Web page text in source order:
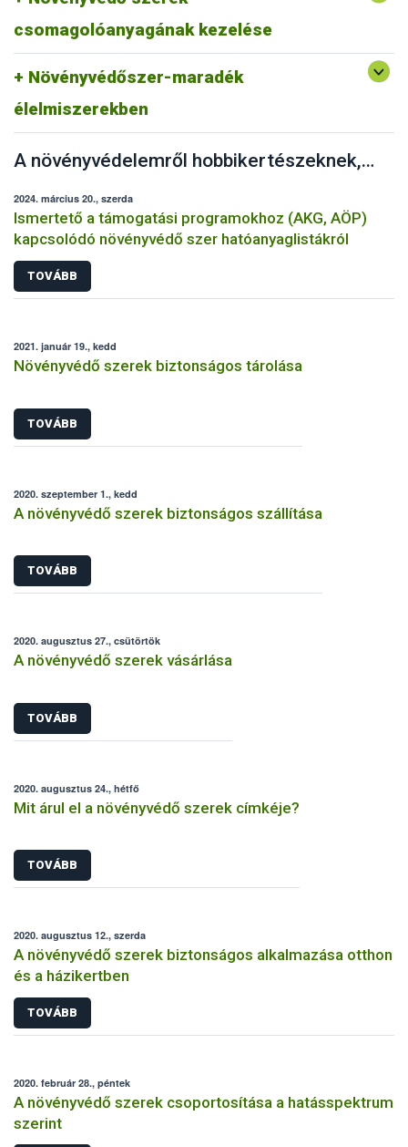
csomagolóanyagának kezelése
hulladékok jogszerű kezeléséről
Növényvédőszer-maradék
élelmiszerekben
Kérdezz-felelek a növényvédőszermaradékok
egészségügyi kockázatáról
A növényvédelemről hobbikertészeknek, kiskert tulajdonosoknak, háztáji növénytermesztőknek
2024. március 20., szerda
Ismertető a támogatási programokhoz (AKG, AÖP)
kapcsolódó növényvédő szer hatóanyaglistákról
TOVÁBB
2021. január 19., kedd
Növényvédő szerek biztonságos tárolása
TOVÁBB
2020. szeptember 1., kedd
A növényvédő szerek biztonságos szállítása
TOVÁBB
2020. augusztus 27., csütörtök
A növényvédő szerek vásárlása
TOVÁBB
2020. augusztus 24., hétfő
Mit árul el a növényvédő szerek címkéje?
TOVÁBB
2020. augusztus 12., szerda
A növényvédő szerek biztonságos alkalmazása otthon
és a házikertben
TOVÁBB
2020. február 28., péntek
A növényvédő szerek csoportosítása a hatásspektrum
szerint